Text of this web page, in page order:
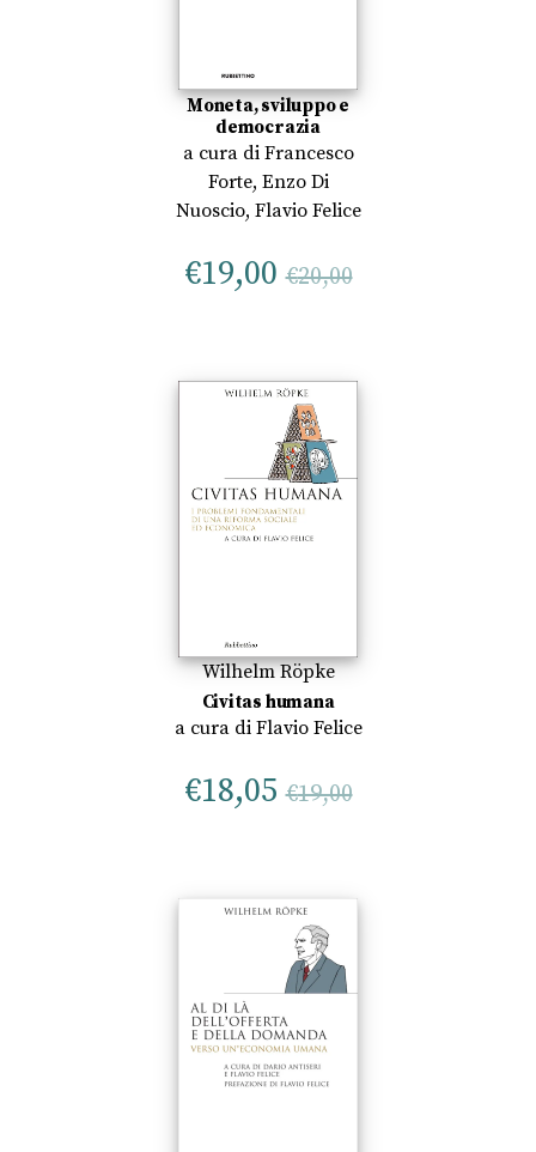
Moneta, sviluppo e
democrazia
a cura di Francesco
Forte, Enzo Di
Nuoscio, Flavio Felice
€19,00 €20,00
Wilhelm Röpke
Civitas humana
a cura di Flavio Felice
€18,05 €19,00